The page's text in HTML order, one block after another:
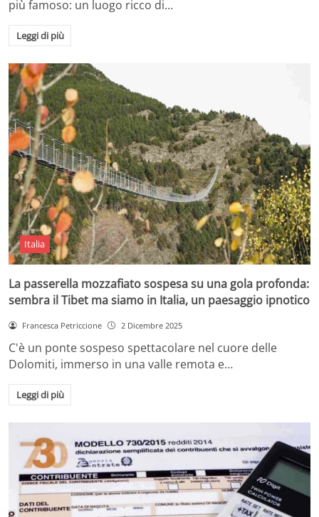
più famoso: un luogo ricco di…
Leggi di più
Italia
La passerella mozzafiato sospesa su una gola profonda:
sembra il Tibet ma siamo in Italia, un paesaggio ipnotico
Francesca Petriccione 2 Dicembre 2025
C'è un ponte sospeso spettacolare nel cuore delle
Dolomiti, immerso in una valle remota e…
Leggi di più